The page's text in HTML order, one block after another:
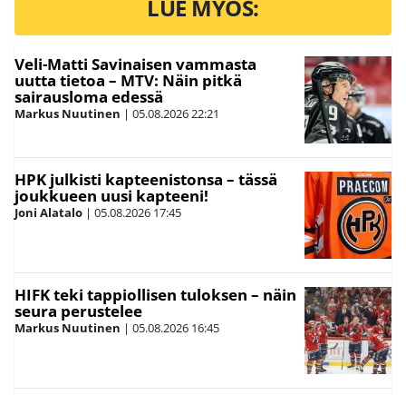
LUE MYÖS:
Veli-Matti Savinaisen vammasta
uutta tietoa – MTV: Näin pitkä
sairausloma edessä
Markus Nuutinen | 05.08.202622:21
HPK julkisti kapteenistonsa – tässä
joukkueen uusi kapteeni!
Joni Alatalo | 05.08.2026 17:45
HIFK teki tappiollisen tuloksen – näin
seura perustelee
Markus Nuutinen | 05.08.2026 16:45